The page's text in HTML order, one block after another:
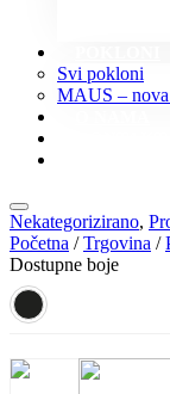
Svi pokloni
MAUS – nova
Nekategorizirano,
Početna /Trgovina /
Dostupne boje